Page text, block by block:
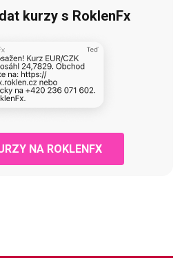
kurzy s RoklenFx
NA ROKLENFX